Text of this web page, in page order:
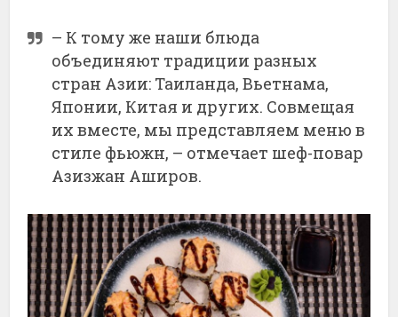
– К тому же наши блюда
объединяют традиции разных
стран Азии: Таиланда, Вьетнама,
Японии, Китая и других. Совмещая
их вместе, мы представляем меню в
стиле фьюжн, – отмечает шеф-повар
Азизжан Аширов.